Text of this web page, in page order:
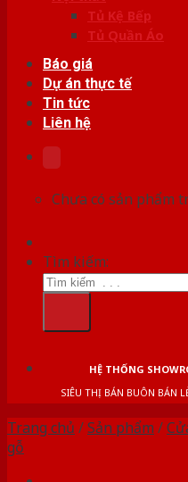
Tủ Kệ Bếp
Tủ Quần Áo
Báo giá
Dự án thực tế
Tin tức
Liên hệ
Chưa có sản phẩm
Tìm kiếm:
HỆ THỐNG
SIÊU THỊ BÁN BUÔN BÁN
Trang chủ /Sản phẩm /
gỗ